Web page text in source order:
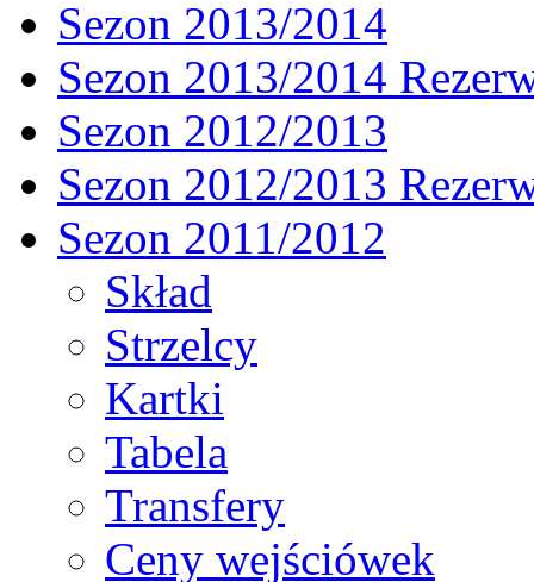
Sezon 2013/2014
Sezon 2013/2014
Sezon 2012/2013
Sezon 2012/2013
Sezon 2011/2012
Skład
Strzelcy
Kartki
Tabela
Transfery
Ceny wejściówek